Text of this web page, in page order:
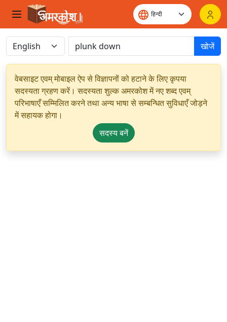
खोजें
वेबसाइट एवम् मोबाइल ऐप से विज्ञापनों को हटाने के लिए कृपया
सदस्यता ग्रहण करें। सदस्यता शुल्क अमरकोश में नए शब्द एवम्
परिभाषाएँ सम्मिलित करने तथा अन्य भाषा से सम्बन्धित सुविधाएँ जोड़ने
में सहायक होगा।
सदस्य बनें